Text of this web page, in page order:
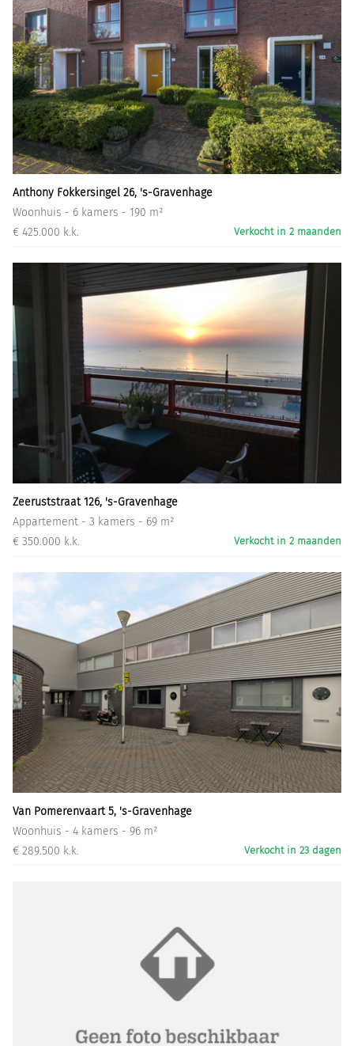
Anthony Fokkersingel 26, 's-Gravenhage
Woonhuis - 6 kamers - 190 m²
€ 425.000 k.k.
Verkocht in 2 maanden
Zeeruststraat 126, 's-Gravenhage
Appartement - 3 kamers - 69 m²
€ 350.000 k.k.
Verkocht in 2 maanden
Van Pomerenvaart 5, 's-Gravenhage
Woonhuis - 4 kamers - 96 m²
€ 289.500 k.k.
Verkocht in 23 dagen